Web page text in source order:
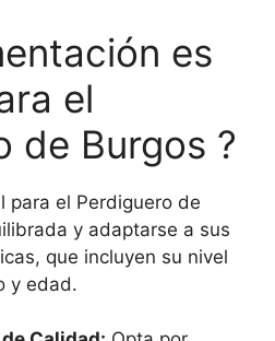
es
el
de Burgos ?
para el Perdiguero de
y adaptarse a sus
que incluyen su nivel
y edad.